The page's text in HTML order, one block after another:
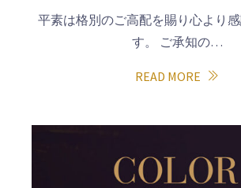
平素は格別のご高配を賜り心より
す。 ご承知の…
READ MORE